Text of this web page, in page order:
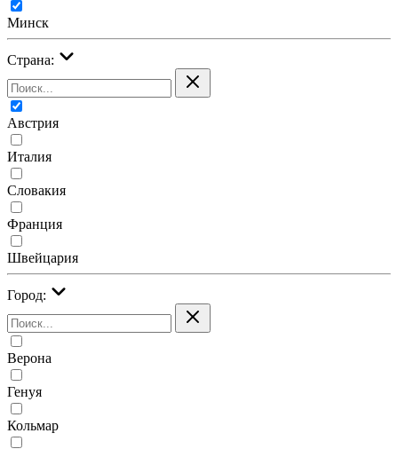
Минск
Страна:
Австрия
Италия
Словакия
Франция
Швейцария
Город:
Верона
Генуя
Кольмар